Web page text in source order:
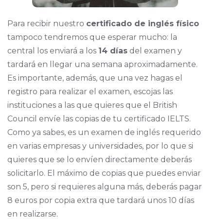
Para recibir nuestro certificado de inglés físico
tampoco tendremos que esperar mucho: la
central los enviará a los 14 díasdel examen y
tardará en llegar una semana aproximadamente.
Es importante, además, que una vez hagas el
registro para realizar el examen, escojas las
instituciones a las que quieres que el British
Council envíe las copias de tu certificado IELTS.
Como ya sabes, es un examen de inglés requerido
en varias empresas y universidades, por lo que si
quieres que se lo envíen directamente deberás
solicitarlo. El máximo de copias que puedes enviar
son 5, pero si requieres alguna más, deberás pagar
8 euros por copia extra que tardará unos 10 días
en realizarse.